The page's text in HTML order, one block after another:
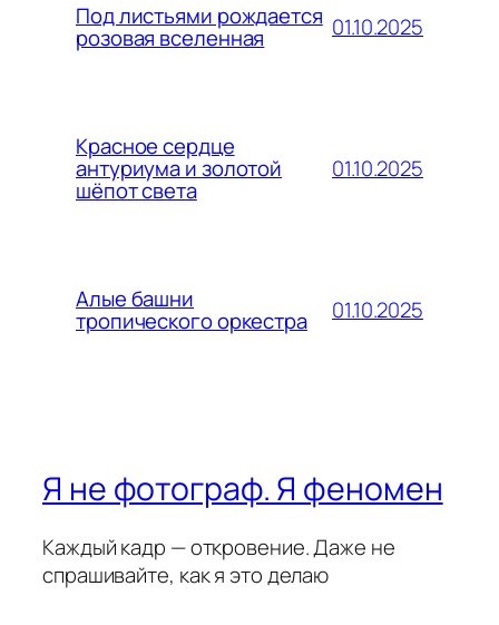
Под листьями рождается
розовая вселенная 01.10.2025
Красное сердце
антуриума и золотой
шёпот света
01.10.2025
Алые башни
тропического оркестра 01.10.2025
Я не фотограф. Я феномен
Каждый кадр — откровение. Даже не
спрашивайте, как я это делаю